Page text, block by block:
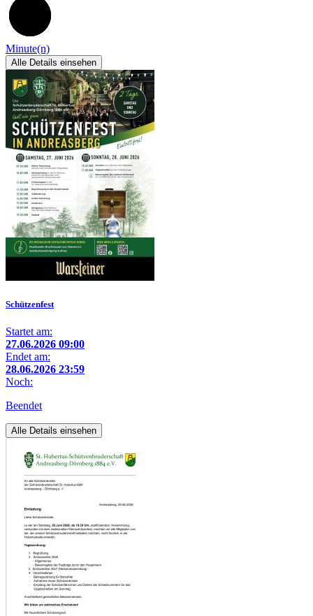
Minute(n)
Alle Details einsehen
Schützenfest
Startet am:
27.06.2026 09:00
Endet am:
28.06.2026 23:59
Noch:
Beendet
Alle Details einsehen